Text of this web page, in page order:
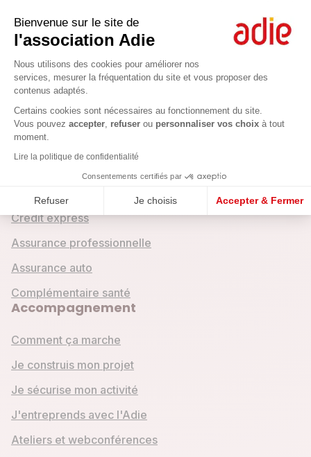
Bienvenue sur le site de
l'association Adie
Plateforme de Gestion du
Nous utilisons des cookies pour améliorer nos
services, mesurer la fréquentation du site et vous proposer des
contenus adaptés.
Certains cookies sont nécessaires au fonctionnement du site.
Vous pouvez accepter, refuser ou personnaliser vos choix à tout
moment.
Lire la politique de confidentialité
Consentements certifiés par
Refuser Je choisis Accepter & Fermer
Axeptio consent
développer votre projet professionnel.
Crédits & assurances
Crédit entreprise
Crédit express
Assurance professionnelle
Assurance auto
Complémentaire santé
Accompagnement
Comment ça marche
Je construis mon projet
Je sécurise mon activité
J'entreprends avec l'Adie
Ateliers et webconférences